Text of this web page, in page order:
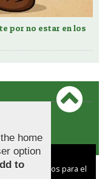
por no estar en los
COOKIES
home
option
to
y de terceros para el